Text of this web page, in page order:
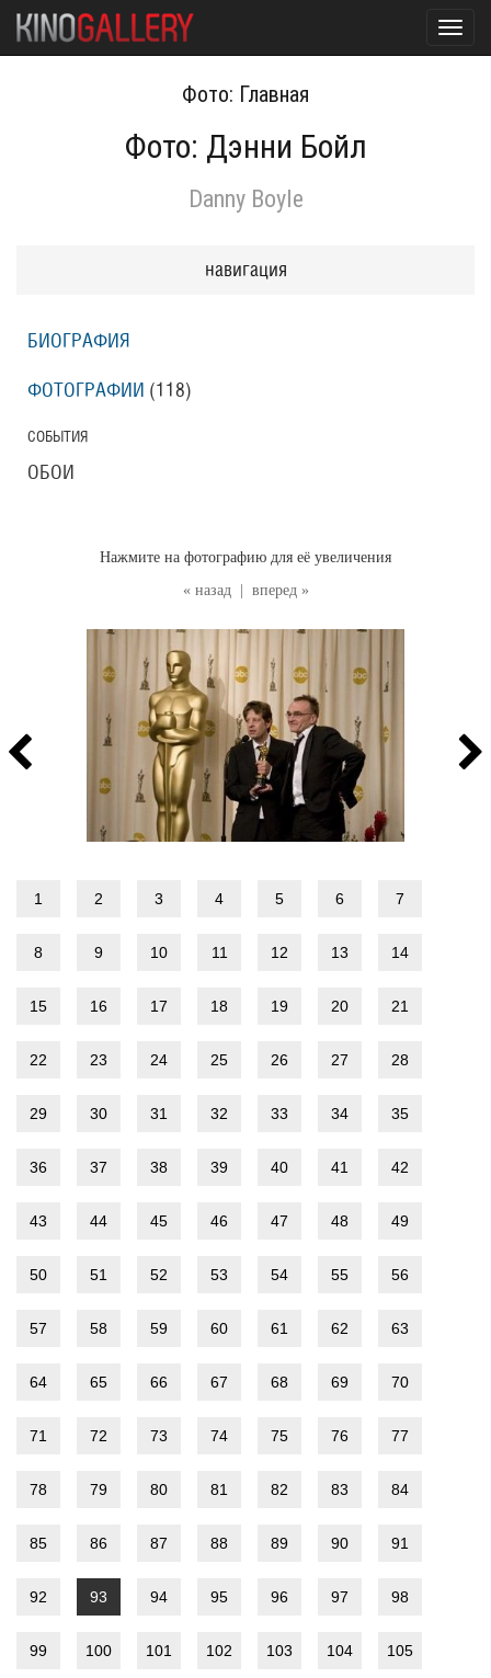
Фото: Главная
Фото: Дэнни Бойл
Danny Boyle
« назад вперед »
Нажмите на фотографию для её увеличения
1 2 3 4 5 6 7
8 9 10 11 12 13 14
15 16 17 18 19 20 21
22 23 24 25 26 27 28
29 30 31 32 33 34 35
36 37 38 39 40 41 42
43 44 45 46 47 48 49
50 51 52 53 54 55 56
57 58 59 60 61 62 63
64 65 66 67 68 69 70
71 72 73 74 75 76 77
78 79 80 81 82 83 84
85 86 87 88 89 90 91
92 93 94 95 96 97 98
99 100 101 102 103 104 105
навигация
БИОГРАФИЯ
ФОТОГРАФИИ (118)
СОБЫТИЯ
ОБОИ